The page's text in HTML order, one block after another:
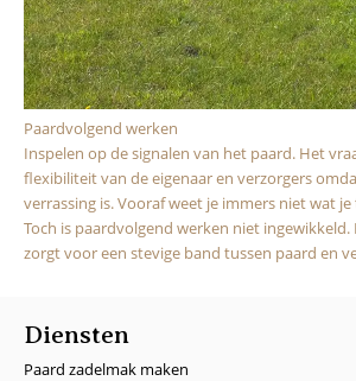
Paardvolgend werken
Inspelen op de signalen van het paard. Het
flexibiliteit van de eigenaar en verzorgers
verrassing is. Vooraf weet je immers niet wat
Toch is paardvolgend werken niet
zorgt voor een stevige band tussen paard en
Diensten
Paard zadelmak maken